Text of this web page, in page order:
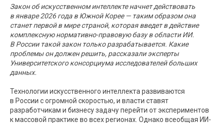
Закон об искусственном интеллекте начнет действовать
в январе 2026 года в Южной Корее — таким образом она
станет первой в мире страной, которая введет в действие
комплексную нормативно-правовую базу в области ИИ.
В России такой закон только разрабатывается. Какие
проблемы он должен решить, рассказали эксперты
Университетского консорциума исследователей больших
данных.
Технологии искусственного интеллекта развиваются
в России с огромной скоростью, и власти ставят
разработчикам и бизнесу задачу перейти от экспериментов
к массовой практике во всех регионах. Однако всеобщая ИИ-